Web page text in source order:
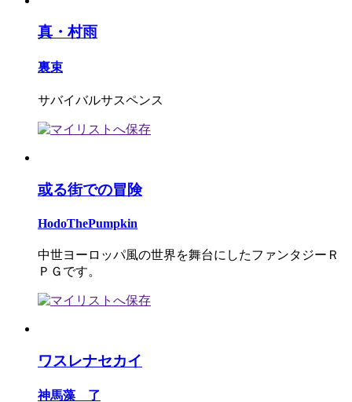
真・村雨
裏束
サバイバルサスペンス
或る街での冒険
HodoThePumpkin
中世ヨーロッパ風の世界を舞台にしたファンタジーＲ
ＰＧです。
ワスレナセカイ
神馬藻 了